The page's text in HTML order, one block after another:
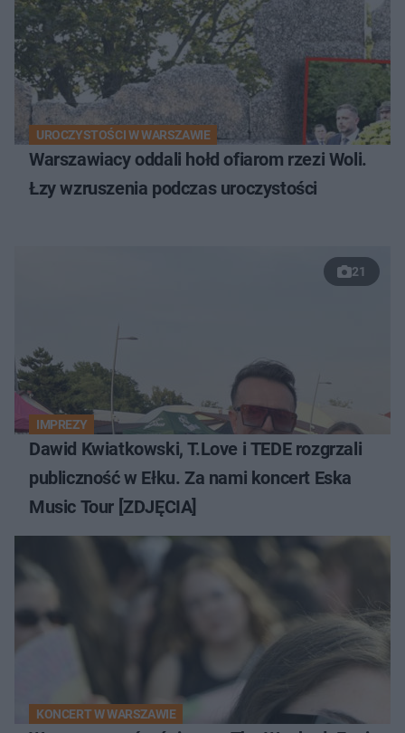
UROCZYSTOŚCI W WARSZAWIE
Warszawiacy oddali hołd ofiarom rzezi Woli.
Łzy wzruszenia podczas uroczystości
21
IMPREZY
Dawid Kwiatkowski, T.Love i TEDE rozgrzali
publiczność w Ełku. Za nami koncert Eska
Music Tour [ZDJĘCIA]
KONCERT W WARSZAWIE